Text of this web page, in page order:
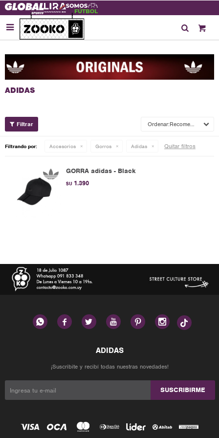

Recomendados
Filtrando por: Accesorios Gorros Adidas Quitar filtros
GORRA adidas - Black
$U 1.390
     
¡Suscribite y recibí todas nuestras novedades!
SUSCRIBIRME